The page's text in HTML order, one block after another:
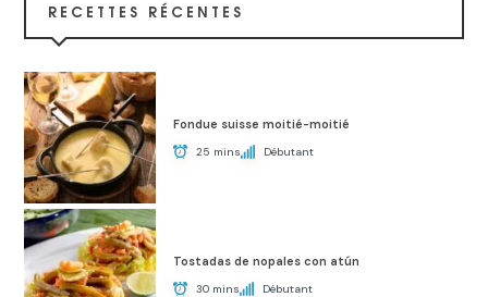
RECETTES RÉCENTES
Fondue suisse moitié-moitié
25 mins Débutant
Tostadas de nopales con atún
30 mins Débutant